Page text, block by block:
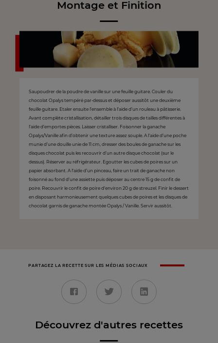
Montage et Finition
Saupoudrer de la poudre de vanille sur une feuille guitare. Couler du
chocolat Opalys tempéré par-dessus et déposer aussitôt une deuxième
feuille guitare. Etaler ensuite l’ensemble à l’aide d’un rouleau à pâtisserie.
Avant complète cristallisation, détailler trois disques de tailles différentes à
l’aide d’emportes pièces. Laisser cristalliser. Foisonner la ganache
Opalys/Vanille afin d’obtenir une texture assez souple. A l’aide d’une poche
munie d’une douille unie de 11 cm, dresser des boules de ganache sur les
disques chocolat puis les recouvrir d’un autre disque chocolat (sur le
dessus). Réserver au réfrigérateur. Egoutter les cubes de poires sur un
papier absorbant. A l’aide d’un pinceau, faire un trait de ganache non
foisonné au fond d’une assiette puis déposer au centre 15 g de confit de
poire. Recouvrir le confit de poire d’environ 20 g de streuzel. Finir le dessert
en disposant harmonieusement quelques cubes de poires et les disques de
chocolat garnis de ganache montée Opalys / Vanille. Servir aussitôt.
PARTAGEZ LA RECETTE SUR LES MÉDIAS SOCIAUX
Découvrez d'autres recettes